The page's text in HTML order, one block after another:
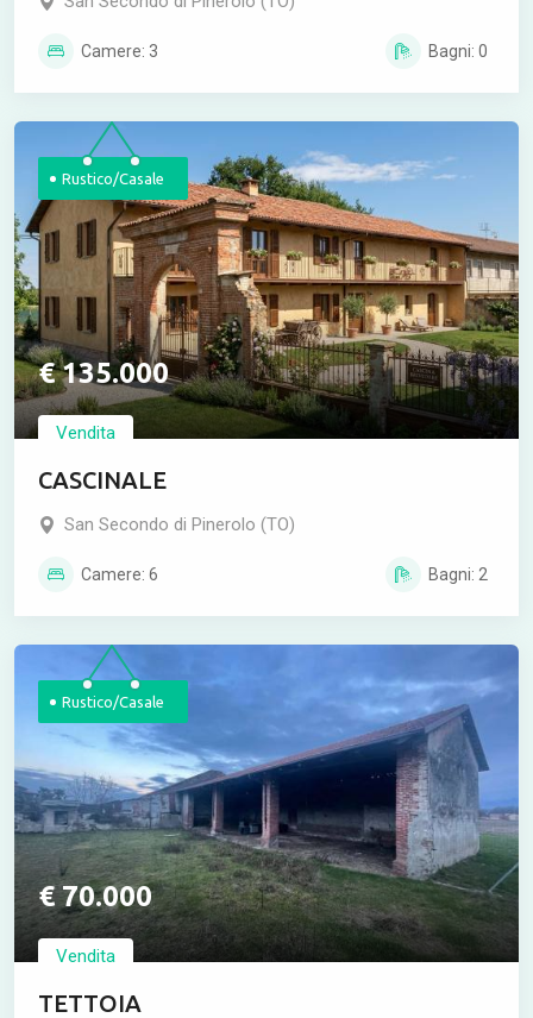
Camere: 3 Bagni: 0
Rustico/Casale
€ 135.000
Vendita
CASCINALE
San Secondo di Pinerolo (TO)
Camere: 6 Bagni: 2
Rustico/Casale
€ 70.000
Vendita
TETTOIA